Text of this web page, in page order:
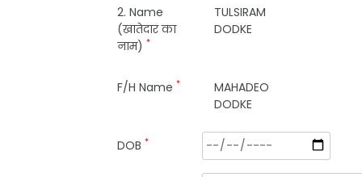
2. Name
(खातेदार का
नाम) *
TULSIRAM
DODKE
F/H Name *
MAHADEO
DODKE
DOB *